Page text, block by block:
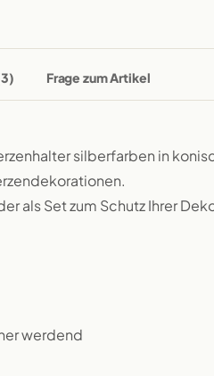
Frage zum Artikel
silberfarben in
als Set zum Schutz Ihrer
werdend